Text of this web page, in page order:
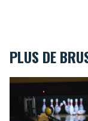
PLUS DE
Ten strike for